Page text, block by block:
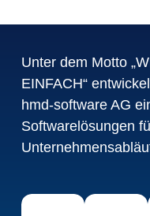
Unter dem Motto
EINFACH“
hmd-software AG
Softwarelösungen